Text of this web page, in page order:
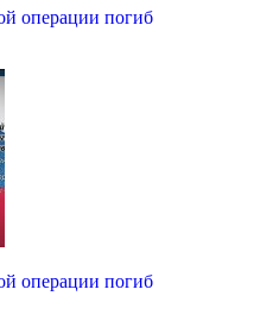
операции погиб
операции погиб